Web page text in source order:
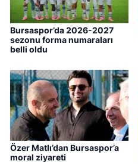
Bursaspor’da 2026-2027
sezonu forma numaraları
belli oldu
Özer Matlı’dan Bursaspor’a
moral ziyareti